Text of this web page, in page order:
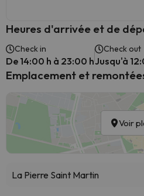
Heures d'arrivée et de
Check in
De 14:00 h à 23:00 h
Check out
Jusqu'à
Emplacement et
Voir
La Pierre Saint Martin